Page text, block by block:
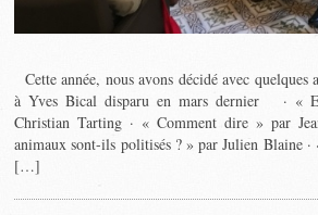
Cette année, nous avons décidé avec quelques
à Yves Bical disparu en mars dernier · «
Christian Tarting · « Comment dire » par
animaux sont-ils politisés ? » par Julien Blaine
[…]